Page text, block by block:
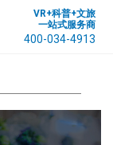
VR+科普+文旅
一站式服务商
400-034-4913